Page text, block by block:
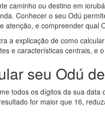
caminho ou destino em
Conhecer o seu Odú
atenção, e compreender qual
a explicação de como
e características centrais, e
seu Odú
todos os dígitos da sua
for maior que 16,